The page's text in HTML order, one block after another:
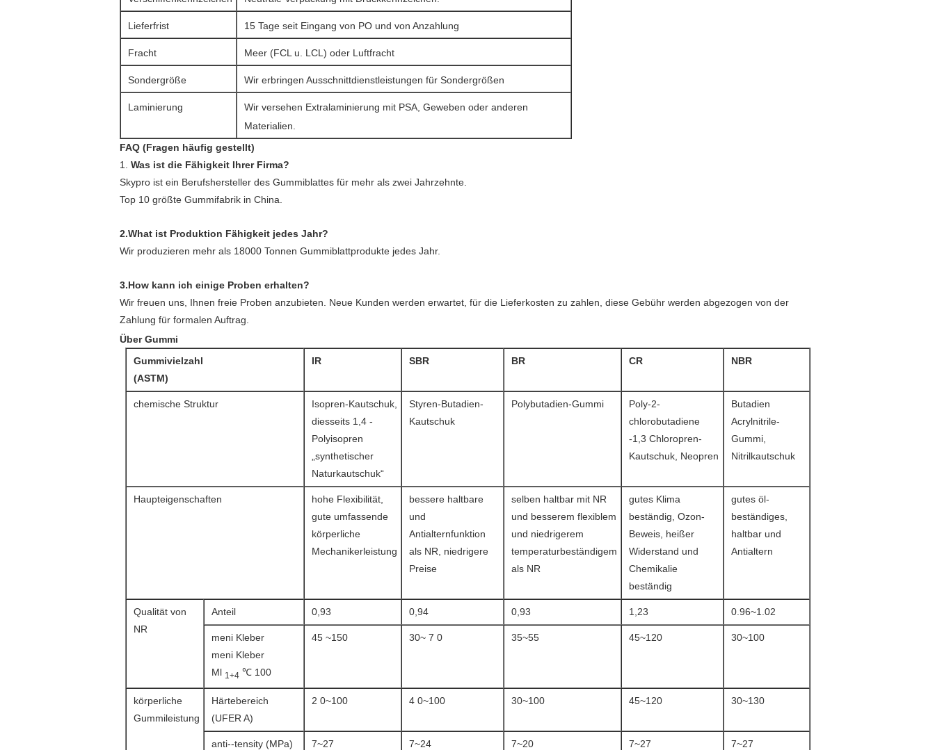
Lieferfrist 15 Tage seit Eingang von PO und von Anzahlung
Fracht Meer (FCL u. LCL) oder Luftfracht
Sondergröße Wir erbringen Ausschnittdienstleistungen für Sondergrößen
Laminierung
Wir versehen Extralaminierung mit PSA, Geweben oder anderen
Materialien.
FAQ (Fragen häufig gestellt)
1. Was ist die Fähigkeit Ihrer Firma?
Skypro ist ein Berufshersteller des Gummiblattes für mehr als zwei Jahrzehnte.
Top 10 größte Gummifabrik in China.
2.What ist Produktion Fähigkeit jedes Jahr?
Wir produzieren mehr als 18000 Tonnen Gummiblattprodukte jedes Jahr.
3.How kann ich einige Proben erhalten?
Wir freuen uns, Ihnen freie Proben anzubieten. Neue Kunden werden erwartet, für die Lieferkosten zu zahlen, diese Gebühr werden abgezogen von der
Zahlung für formalen Auftrag.
Über Gummi
Gummivielzahl
(ASTM)
IR SBR BR CR NBR
chemische Struktur
Isopren-Kautschuk,
diesseits 1,4 -
Polyisopren
„synthetischer
Naturkautschuk“
Styren-Butadien-
Kautschuk
Polybutadien-Gummi
Poly-2-
chlorobutadiene
-1,3 Chloropren-
Kautschuk, Neopren
Butadien
Acrylnitrile-
Gummi,
Nitrilkautschuk
Haupteigenschaften
hohe Flexibilität,
gute umfassende
körperliche
Mechanikerleistung
bessere haltbare
und
Antialternfunktion
als NR, niedrigere
Preise
selben haltbar mit NR
und besserem flexiblem
und niedrigerem
temperaturbeständigem
als NR
gutes Klima
beständig, Ozon-
Beweis, heißer
Widerstand und
Chemikalie
beständig
gutes öl-
beständiges,
haltbar und
Antialtern
Qualität von
NR
Anteil 0,93 0,94 0,93 1,23 0.96~1.02
meni Kleber
meni Kleber
Ml 1+4 ℃ 100
45 ~150 30~ 7 0 35~55 45~120 30~100
körperliche
Gummileistung
Härtebereich
(UFER A)
2 0~100 4 0~100 30~100 45~120 30~130
anti--tensity (MPa) 7~27 7~24 7~20 7~27 7~27